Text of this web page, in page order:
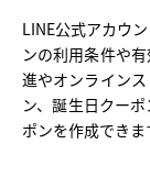
LINE公式アカウ
ンの利用条件や
進やオンライン
ン、誕生日クー
ポンを作成できま